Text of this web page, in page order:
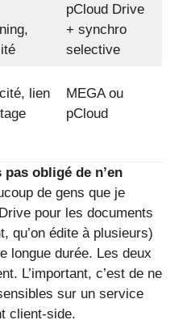
pCloud Drive
+ synchro
selective
lien
MEGA ou
pCloud
pas obligé de n’en
de gens que je
pour les documents
qu’on édite à plusieurs)
longue durée. Les deux
L’important, c’est de ne
sur un service
client-side.